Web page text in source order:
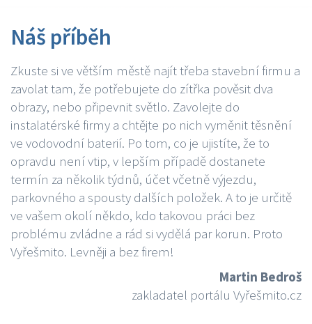
Náš příběh
Zkuste si ve větším městě najít třeba stavební firmu a
zavolat tam, že potřebujete do zítřka pověsit dva
obrazy, nebo připevnit světlo. Zavolejte do
instalatérské firmy a chtějte po nich vyměnit těsnění
ve vodovodní baterií. Po tom, co je ujistíte, že to
opravdu není vtip, v lepším případě dostanete
termín za několik týdnů, účet včetně výjezdu,
parkovného a spousty dalších položek. A to je určitě
ve vašem okolí někdo, kdo takovou práci bez
problému zvládne a rád si vydělá par korun. Proto
Vyřešmito. Levněji a bez firem!
Martin Bedroš
zakladatel portálu Vyřešmito.cz